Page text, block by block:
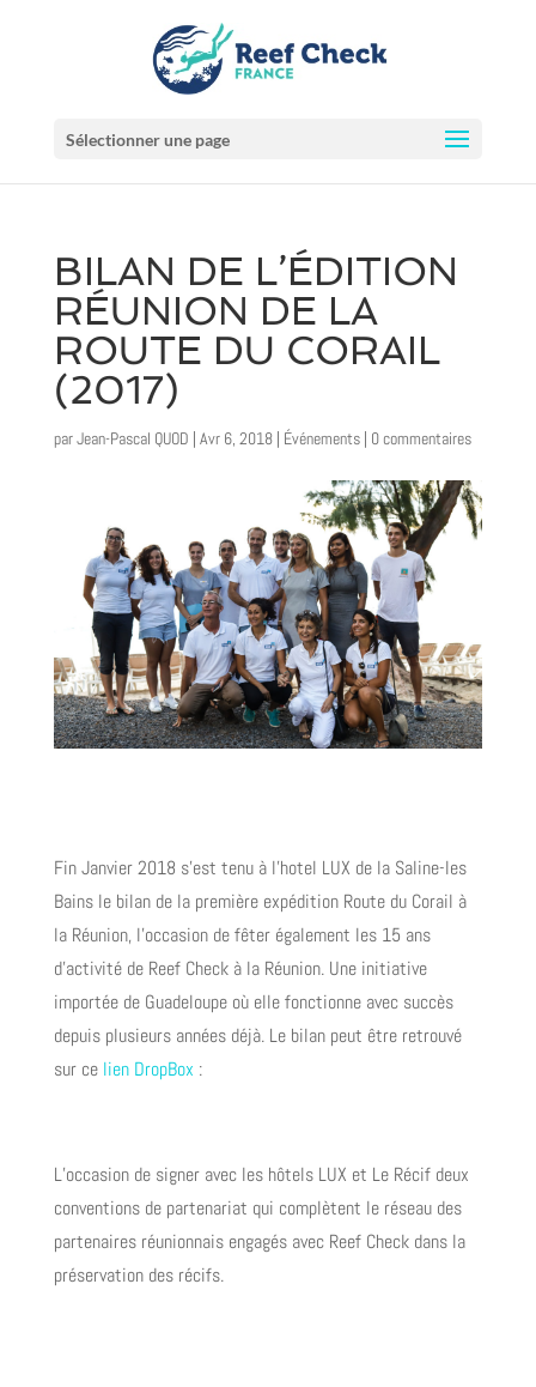
Sélectionner une page
BILAN DE L’ÉDITION
RÉUNION DE LA
ROUTE DU CORAIL
(2017)
parJean-Pascal QUOD | Avr 6, 2018| Événements| 0 commentaires
Fin Janvier 2018 s’est tenu à l’hotel LUX de la Saline-les
Bains le bilan de la première expédition Route du Corail à
la Réunion, l’occasion de fêter également les 15 ans
d’activité de Reef Check à la Réunion. Une initiative
importée de Guadeloupe où elle fonctionne avec succès
depuis plusieurs années déjà. Le bilan peut être retrouvé
sur ce lien DropBox :
L’occasion de signer avec les hôtels LUX et Le Récif deux
conventions de partenariat qui complètent le réseau des
partenaires réunionnais engagés avec Reef Check dans la
préservation des récifs.